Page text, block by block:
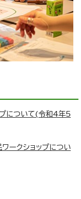
プについて(令和4年5
ワークショップについ